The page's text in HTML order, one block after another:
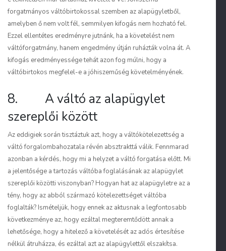
forgatmányos váltóbirtokossal szemben az alapügyletből,
amelyben ő nem volt fél, semmilyen kifogás nem hozható fel.
Ezzel ellentétes eredményre jutnánk, ha a követelést nem
váltóforgatmány, hanem engedmény útján ruházták volna át. A
kifogás eredményessége tehát azon fog múlni, hogy a
váltóbirtokos megfelel-e a jóhiszeműség követelményének.
8. A váltó az alapügylet
szereplői között
Az eddigiek során tisztáztuk azt, hogy a váltókötelezettség a
váltó forgalombahozatala révén absztrakttá válik. Fennmarad
azonban a kérdés, hogy mi a helyzet a váltó forgatása előtt. Mi
a jelentősége a tartozás váltóba foglalásának az alapügylet
szereplői közötti viszonyban? Hogyan hat az alapügyletre az a
tény, hogy az abból származó kötelezettséget váltóba
foglalták? Ismételjük, hogy ennek az aktusnak a legfontosabb
következménye az, hogy ezáltal megteremtődött annak a
lehetősége, hogy a hitelező a követelését az adós értesítése
nélkül átruházza, és ezáltal azt az alapügylettől elszakítsa.